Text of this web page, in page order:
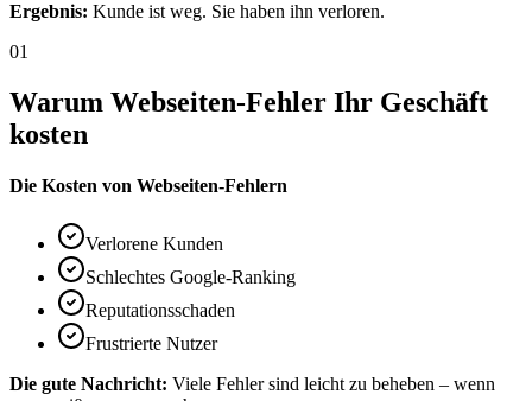
Ergebnis: Kunde ist weg. Sie haben ihn verloren.
01
Warum Webseiten-Fehler Ihr Geschäft
kosten
Die Kosten von Webseiten-Fehlern
Verlorene Kunden
Schlechtes Google-Ranking
Reputationsschaden
Frustrierte Nutzer
Die gute Nachricht: Viele Fehler sind leicht zu beheben – wenn